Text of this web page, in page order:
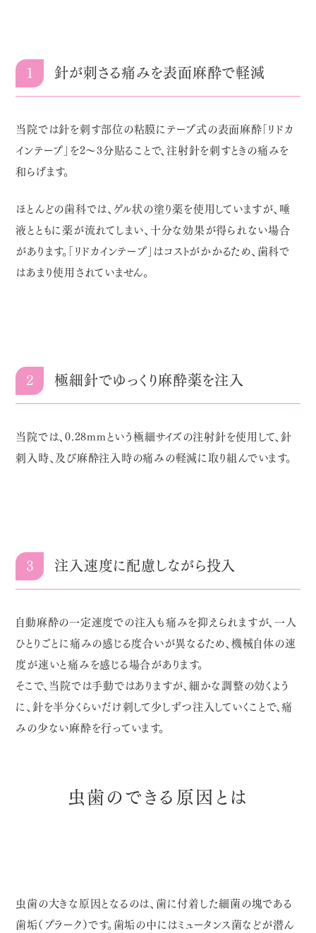
1 針が刺さる痛みを表面麻酔で軽減
当院では針を刺す部位の粘膜にテープ式の表面麻酔「リドカ
インテープ」を2～3分貼ることで、注射針を刺すときの痛みを
和らげます。
ほとんどの歯科では、ゲル状の塗り薬を使用していますが、唾
液とともに薬が流れてしまい、十分な効果が得られない場合
があります。「リドカインテープ」はコストがかかるため、歯科で
はあまり使用されていません。
2 極細針でゆっくり麻酔薬を注入
当院では、0.28mmという極細サイズの注射針を使用して、針
刺入時、及び麻酔注入時の痛みの軽減に取り組んでいます。
3 注入速度に配慮しながら投入
自動麻酔の一定速度での注入も痛みを抑えられますが、一人
ひとりごとに痛みの感じる度合いが異なるため、機械自体の速
度が速いと痛みを感じる場合があります。
そこで、当院では手動ではありますが、細かな調整の効くよう
に、針を半分くらいだけ刺して少しずつ注入していくことで、痛
みの少ない麻酔を行っています。
虫歯のできる原因とは
虫歯の大きな原因となるのは、歯に付着した細菌の塊である
歯垢（プラーク）です。歯垢の中にはミュータンス菌などが潜ん